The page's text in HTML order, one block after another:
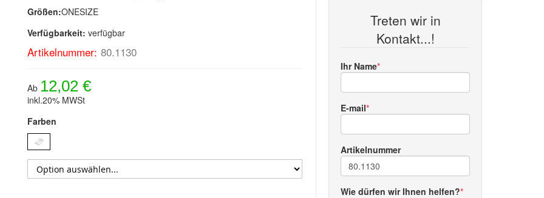
Größen:ONESIZE
Verfügbarkeit: verfügbar
Artikelnummer: 80.1130
Ab 12,02 €
inkl.20% MWSt
Farben
Treten wir in
Kontakt...!
Ihr Name
E-mail
Artikelnummer
Wie dürfen wir Ihnen helfen?